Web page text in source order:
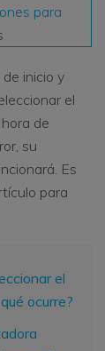
para
inicio y
el
de
su
Es
para
el
ocurre?